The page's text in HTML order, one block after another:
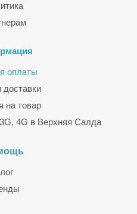
оплаты
доставки
на товар
4G в Верхняя Салда